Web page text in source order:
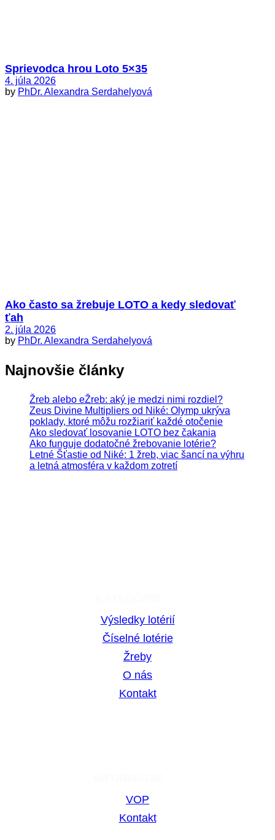
Sprievodca hrou Loto 5×35
4. júla 2026
by PhDr. Alexandra Serdahelyová
Ako často sa žrebuje LOTO a kedy sledovať
ťah
2. júla 2026
by PhDr. Alexandra Serdahelyová
Najnovšie články
Žreb alebo eŽreb: aký je medzi nimi rozdiel?
Zeus Divine Multipliers od Niké: Olymp ukrýva
poklady, ktoré môžu rozžiariť každé otočenie
Ako sledovať losovanie LOTO bez čakania
Ako funguje dodatočné žrebovanie lotérie?
Letné Šťastie od Niké: 1 žreb, viac šancí na výhru
a letná atmosféra v každom zotretí
Výsledky lotérií
Číselné lotérie
Žreby
O nás
Kontakt
VOP
Kontakt